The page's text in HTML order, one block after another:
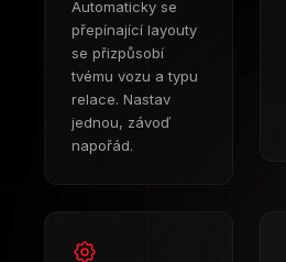
Automaticky se
přepínající layouty
se přizpůsobí
tvému vozu a typu
relace. Nastav
jednou, závoď
napořád.